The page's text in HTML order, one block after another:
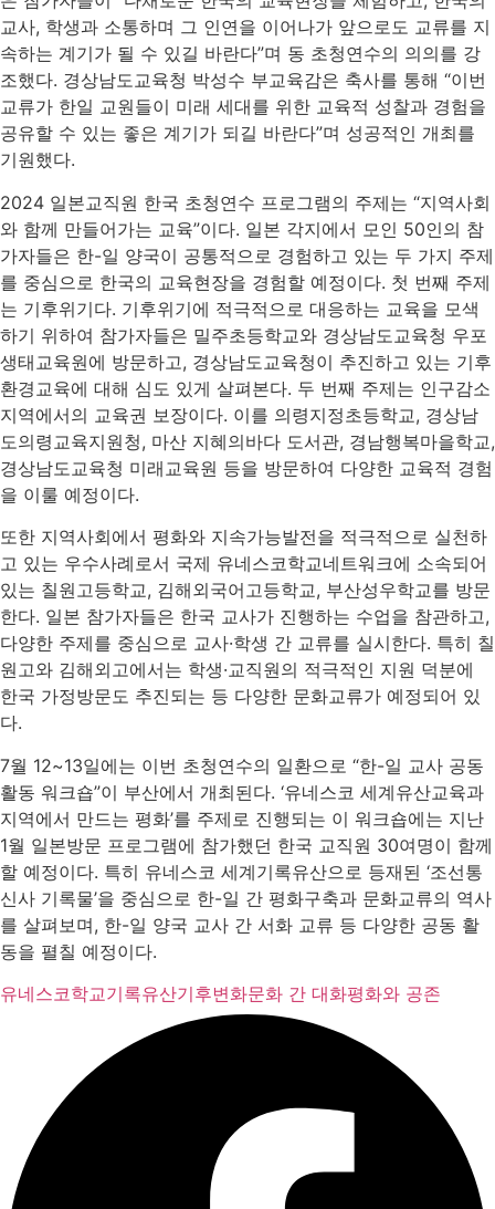
교사, 학생과 소통하며 그 인연을 이어나가 앞으로도 교류를 지
속하는 계기가 될 수 있길 바란다”며 동 초청연수의 의의를 강
조했다. 경상남도교육청 박성수 부교육감은 축사를 통해 “이번
교류가 한일 교원들이 미래 세대를 위한 교육적 성찰과 경험을
공유할 수 있는 좋은 계기가 되길 바란다”며 성공적인 개최를
기원했다.
2024 일본교직원 한국 초청연수 프로그램의 주제는 “지역사회
와 함께 만들어가는 교육”이다. 일본 각지에서 모인 50인의 참
가자들은 한-일 양국이 공통적으로 경험하고 있는 두 가지 주제
를 중심으로 한국의 교육현장을 경험할 예정이다. 첫 번째 주제
는 기후위기다. 기후위기에 적극적으로 대응하는 교육을 모색
하기 위하여 참가자들은 밀주초등학교와 경상남도교육청 우포
생태교육원에 방문하고, 경상남도교육청이 추진하고 있는 기후
환경교육에 대해 심도 있게 살펴본다. 두 번째 주제는 인구감소
지역에서의 교육권 보장이다. 이를 의령지정초등학교, 경상남
도의령교육지원청, 마산 지혜의바다 도서관, 경남행복마을학교,
경상남도교육청 미래교육원 등을 방문하여 다양한 교육적 경험
을 이룰 예정이다.
또한 지역사회에서 평화와 지속가능발전을 적극적으로 실천하
고 있는 우수사례로서 국제 유네스코학교네트워크에 소속되어
있는 칠원고등학교, 김해외국어고등학교, 부산성우학교를 방문
한다. 일본 참가자들은 한국 교사가 진행하는 수업을 참관하고,
다양한 주제를 중심으로 교사·학생 간 교류를 실시한다. 특히 칠
원고와 김해외고에서는 학생·교직원의 적극적인 지원 덕분에
한국 가정방문도 추진되는 등 다양한 문화교류가 예정되어 있
다.
7월 12~13일에는 이번 초청연수의 일환으로 “한-일 교사 공동
활동 워크숍”이 부산에서 개최된다. ‘유네스코 세계유산교육과
지역에서 만드는 평화’를 주제로 진행되는 이 워크숍에는 지난
1월 일본방문 프로그램에 참가했던 한국 교직원 30여명이 함께
할 예정이다. 특히 유네스코 세계기록유산으로 등재된 ‘조선통
신사 기록물’을 중심으로 한-일 간 평화구축과 문화교류의 역사
를 살펴보며, 한-일 양국 교사 간 서화 교류 등 다양한 공동 활
동을 펼칠 예정이다.
유네스코학교기록유산기후변화문화 간 대화평화와 공존